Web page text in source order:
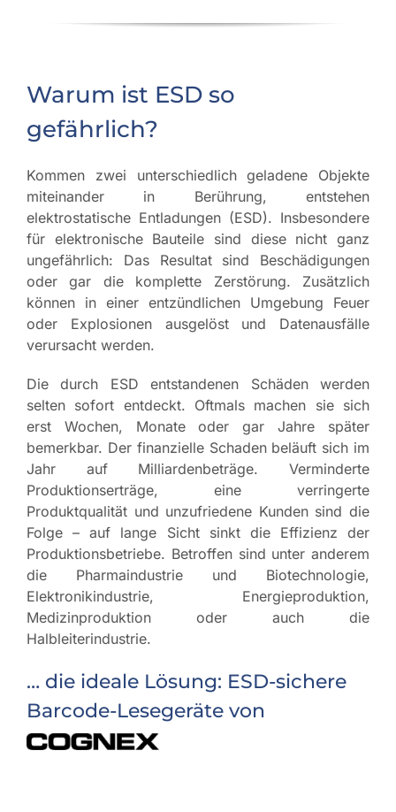
Warum ist ESD so
gefährlich?
Kommen zwei unterschiedlich geladene Objekte
miteinander in Berührung, entstehen
elektrostatische Entladungen (ESD). Insbesondere
für elektronische Bauteile sind diese nicht ganz
ungefährlich: Das Resultat sind Beschädigungen
oder gar die komplette Zerstörung. Zusätzlich
können in einer entzündlichen Umgebung Feuer
oder Explosionen ausgelöst und Datenausfälle
verursacht werden.
Die durch ESD entstandenen Schäden werden
selten sofort entdeckt. Oftmals machen sie sich
erst Wochen, Monate oder gar Jahre später
bemerkbar. Der finanzielle Schaden beläuft sich im
Jahr auf Milliardenbeträge. Verminderte
Produktionserträge, eine verringerte
Produktqualität und unzufriedene Kunden sind die
Folge – auf lange Sicht sinkt die Effizienz der
Produktionsbetriebe. Betroffen sind unter anderem
die Pharmaindustrie und Biotechnologie,
Elektronikindustrie, Energieproduktion,
Medizinproduktion oder auch die
Halbleiterindustrie.
… die ideale Lösung: ESD-sichere
Barcode-Lesegeräte von